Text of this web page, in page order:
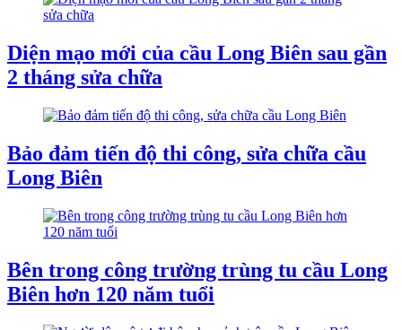
Diện mạo mới của cầu Long Biên sau gần
2 tháng sửa chữa
Bảo đảm tiến độ thi công, sửa chữa cầu
Long Biên
Bên trong công trường trùng tu cầu Long
Biên hơn 120 năm tuổi